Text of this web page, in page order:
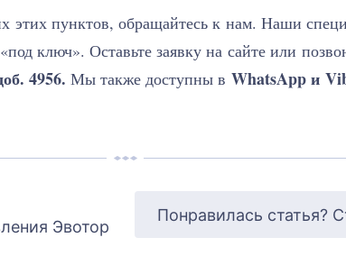
пунктов, обращайтесь к нам. Наши
ключ». Оставьте заявку на сайте или
4956. Мы также доступны в WhatsApp и
Эвотор
Понравилась статья?